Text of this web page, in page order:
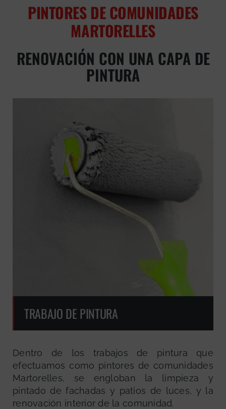
PINTORES DE COMUNIDADES
MARTORELLES
RENOVACIÓN CON UNA CAPA DE
PINTURA
TRABAJO DE PINTURA
Dentro de los trabajos de pintura que
efectuamos como pintores de comunidades
Martorelles, se engloban la limpieza y
pintado de fachadas y patios de luces, y la
renovación interior de la comunidad.